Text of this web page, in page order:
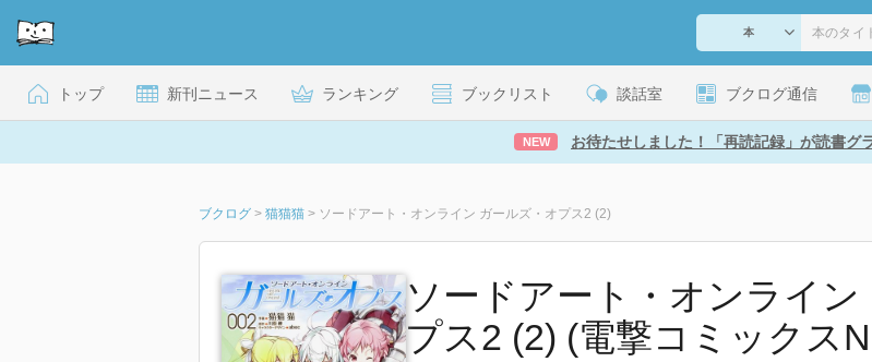
トップ 新刊ニュース ランキング ブックリスト 談話室 ブクログ通信
NEW お待たせしました！「再読記録」が読書グ
ブクログ > 猫猫猫 > ソードアート・オンライン ガールズ・オプス2 (2)
ソードアート・オンライン
プス2 (2) (電撃コミックス